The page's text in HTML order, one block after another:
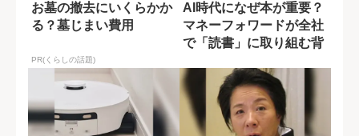
お墓の撤去にいくらかか
る？墓じまい費用
PR(くらしの話題)
AI時代になぜ本が重要？
マネーフォワードが全社
で「読書」に取り組む背